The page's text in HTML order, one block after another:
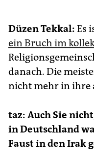
Düzen Tekkal: Es
ein Bruch im
danach. Die
nicht mehr in ihre
taz: Auch Sie
in Deutschland
Faust in den Irak